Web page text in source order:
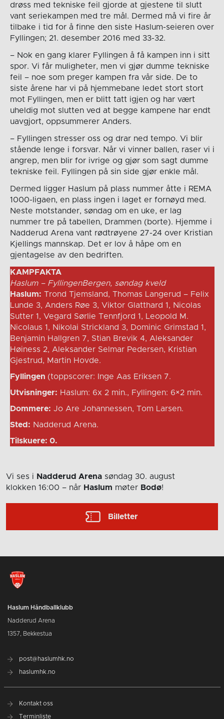
drøss med tekniske feil gjorde at gjestene til slutt
vant seriekampen med tre mål. Dermed må vi fire år
tilbake i tid for å finne den siste Haslum-seieren over
Fyllingen; 21. desember 2016 med 33-32.
– Nok en gang klarer Fyllingen å få kampen inn i sitt
spor. Vi får muligheter, men vi gjør dumme tekniske
feil – noe som preger kampen fra vår side. De to
siste årene har vi på hjemmebane ledet stort stort
mot Fyllingen, men er blitt tatt igjen og har vært
uheldig mot slutten ved at begge kampene har endt
uavgjort, oppsummerer Anders.
– Fyllingen stresser oss og drar ned tempo. Vi blir
stående lenge i forsvar. Når vi vinner ballen, raser vi i
angrep, men blir for ivrige og gjør som sagt dumme
tekniske feil. Fyllingen på sin side gjør enkle mål.
Dermed ligger Haslum på plass nummer åtte i REMA
1000-ligaen, en plass ingen i laget er fornøyd med.
Neste motstander, søndag om en uke, er lag
nummer tre på tabellen, Drammen (borte). Hjemme i
Nadderud Arena vant rødtrøyene 27-24 over Kristian
Kjellings mannskap. Det er lov å håpe om en
gjentagelse av den bedriften.
KAMPFAKTA
Haslum – FyllingenBergen, søndag kveld
Haslum: Trond Tjemsland, Thomas Langerud – Felix
Lunde 3, Anders Røe 3, Viktor Glatthard 1, Nicolas
Sutter 1, Vegard Sørlie Tennfjord 1, Leopold M.
Nicolaus 1, Nikolai Strickland 3, Dominic Grimstad 1,
Benjamin Hallgren 7, Stian Brevik 4, Aleksander
Høiness 2, Aleksander Selmar Pedersen, Kristian
Gjestrud, Martin Hovde.
Fyllingen (toppscorer: Inge Aas Eriksen 7.
Utvisninger: Haslum: 6x 2 min., Fyllingen: 6×2 min.
Dommere: Jo Are Johannessen, Tom Larsen.
Sted: Nadderud Arena.
Tilskuere: 0.
Vi ses i Nadderud Arena søndag 30. august
klokken 16:00 – når Haslum møter Bodø!
Billetter
Haslum Håndballklubb
Nadderud Arena
1357, Bekkestua
post@haslumhk.no
haslumhk.no
Kontakt oss
Terminliste